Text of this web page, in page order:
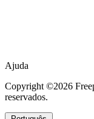
Ajuda
Copyright ©2026
reservados.